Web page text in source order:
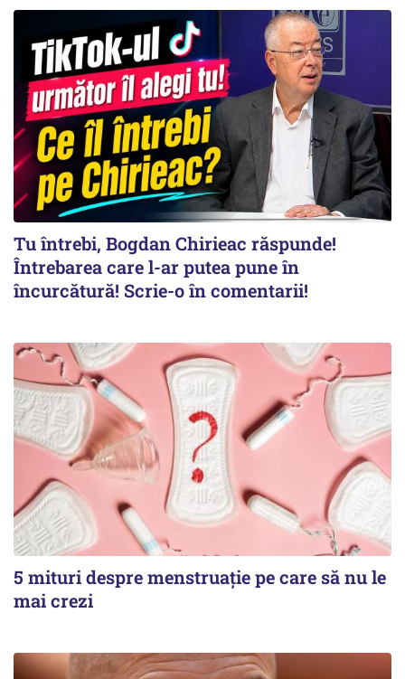
Tu întrebi, Bogdan Chirieac răspunde!
Întrebarea care l-ar putea pune în
încurcătură! Scrie-o în comentarii!
5 mituri despre menstruație pe care să nu le
mai crezi